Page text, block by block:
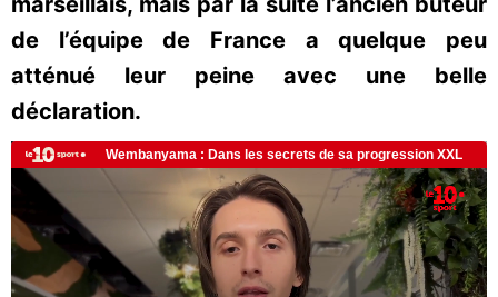
de l’équipe de France a quelque peu
atténué leur peine avec une belle
déclaration.